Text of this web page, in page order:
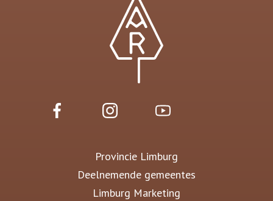
Provincie Limburg
Deelnemende gemeentes
Limburg Marketing